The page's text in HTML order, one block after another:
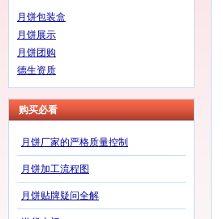
月饼包装盒
月饼展示
月饼团购
德生资质
购买必看
月饼厂家的严格质量控制
月饼加工流程图
月饼贴牌疑问全解